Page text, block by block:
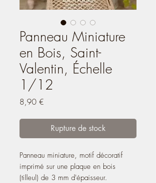
Panneau Miniature
en Bois, Saint-
Valentin, Échelle
1/12
8,90 €
Rupture de stock
Panneau miniature, motif décoratif
imprimé sur une plaque en bois
(tilleul) de 3 mm d'épaisseur.